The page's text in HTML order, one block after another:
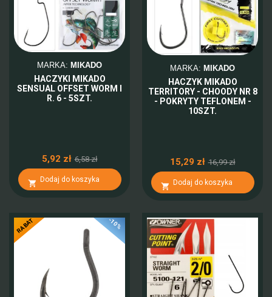
MARKA: MIKADO
HACZYKI MIKADO
SENSUAL OFFSET WORM I
R. 6 - 5SZT.
5,92 zł 6,58 zł
 Dodaj do koszyka
MARKA: MIKADO
HACZYK MIKADO
TERRITORY - CHOODY NR 8
- POKRYTY TEFLONEM -
10SZT.
15,29 zł 16,99 zł
 Dodaj do koszyka
-10%
RABAT